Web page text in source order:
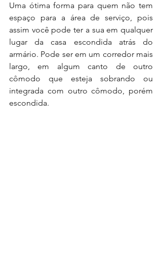
Uma ótima forma para quem não tem
espaço para a área de serviço, pois
assim você pode ter a sua em qualquer
lugar da casa escondida atrás do
armário. Pode ser em um corredor mais
largo, em algum canto de outro
cômodo que esteja sobrando ou
integrada com outro cômodo, porém
escondida.